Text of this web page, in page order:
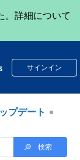
。詳細について
サインイン
プデート